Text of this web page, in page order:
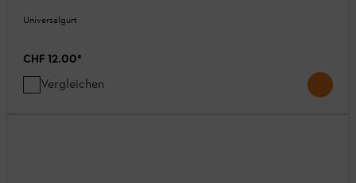
Universalgurt
CHF 12.00*
Vergleichen